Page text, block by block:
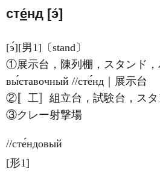
сте́нд [э́]
[э́][男1]〔stand〕
①展示台，陳列棚，スタンド，
вы́ставочный //сте́нд｜展示台
②〚工〛組立台，試験台，スタ
③クレー射撃場
//сте́ндовый
[形1]